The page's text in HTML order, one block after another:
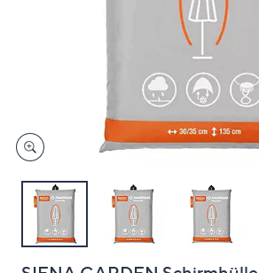
links
bzw.
um
anzuzeigen.